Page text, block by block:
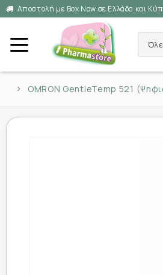
Αποστολή με Box Now σε Ελλάδα και
OMRON GentleTemp 521